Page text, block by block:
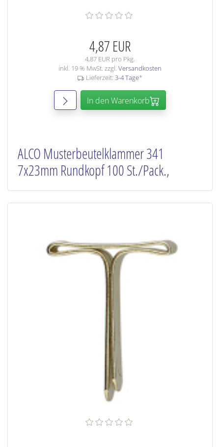
4,87 EUR
4,87 EUR pro Pkg.
inkl. 19 % MwSt. zzgl. Versandkosten
Lieferzeit: 3-4 Tage*
In den Warenkorb
ALCO Musterbeutelklammer 341
7x23mm Rundkopf 100 St./Pack.,